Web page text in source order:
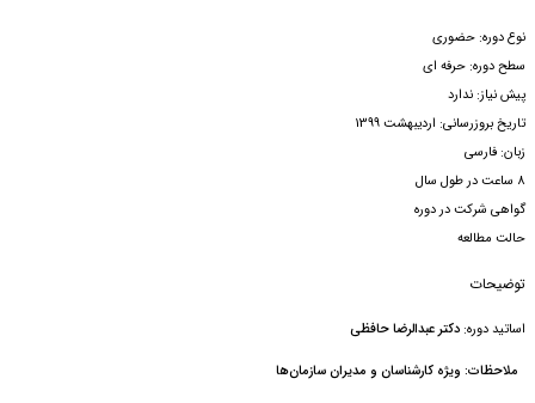
نوع دوره: حضوری
سطح دوره: حرفه ای
پیش نیاز: ندارد
تاریخ بروزرسانی: اردیبهشت 1399
زبان: فارسی
8 ساعت در طول سال
گواهی شرکت در دوره
حالت مطالعه
توضیحات
اساتید دوره: دکتر عبدالرضا حافظی
ملاحظات: ویژه کارشناسان و مدیران سازمان‌ها